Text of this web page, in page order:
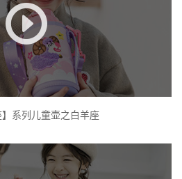
】系列儿童壶之白羊座